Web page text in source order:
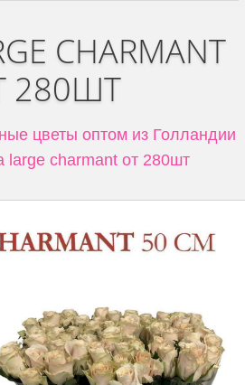
CHARMANT
280ШТ
цветы оптом из Голландии
large charmant от 280шт